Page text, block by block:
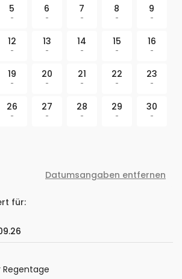
5
-
6
-
7
-
8
-
9
-
12
-
13
-
14
-
15
-
16
-
19
-
20
-
21
-
22
-
23
-
26
-
27
-
28
-
29
-
30
-
Datumsangaben entfernen
für: